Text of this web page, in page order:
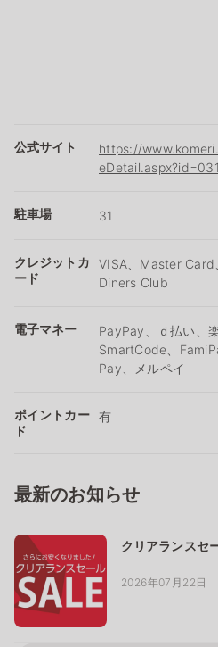
公式サイト
https://
駐車場 31
クレジットカ
ード
VISA、Master Card
Diners Club
電子マネー
PayPay、ｄ払い、
SmartCode、
Pay、メルペイ
ポイントカー
ド
有
最新のお知らせ
クリアランスセ
2026年07月22日